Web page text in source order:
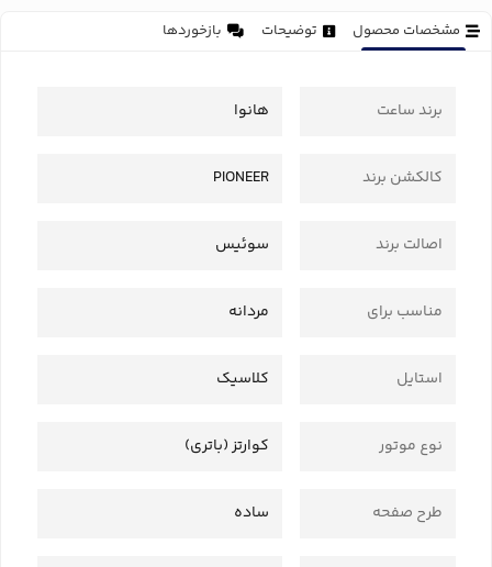
مشخصات محصول توضیحات بازخوردها
برند ساعت هانوا
کالکشن برند PIONEER
اصالت برند سوئیس
مناسب برای مردانه
استایل کلاسیک
نوع موتور کوارتز (باتری)
طرح صفحه ساده